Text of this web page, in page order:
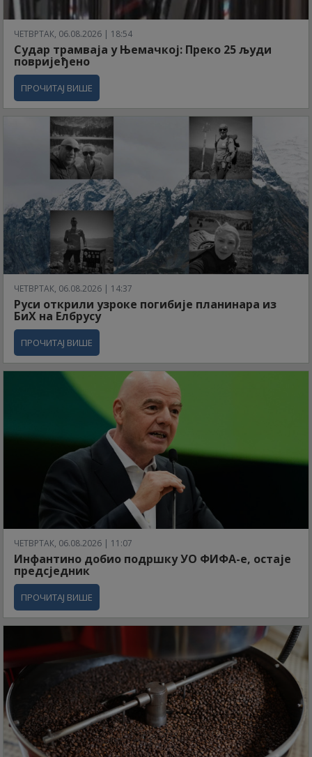
ЧЕТВРТАК, 06.08.2026 | 18:54
Судар трамваја у Њемачкој: Преко 25 људи
повријеђено
ПРОЧИТАЈ ВИШЕ
ЧЕТВРТАК, 06.08.2026 | 14:37
Руси открили узроке погибије планинара из
БиХ на Елбрусу
ПРОЧИТАЈ ВИШЕ
ЧЕТВРТАК, 06.08.2026 | 11:07
Инфантино добио подршку УО ФИФА-е, остаје
предсједник
ПРОЧИТАЈ ВИШЕ